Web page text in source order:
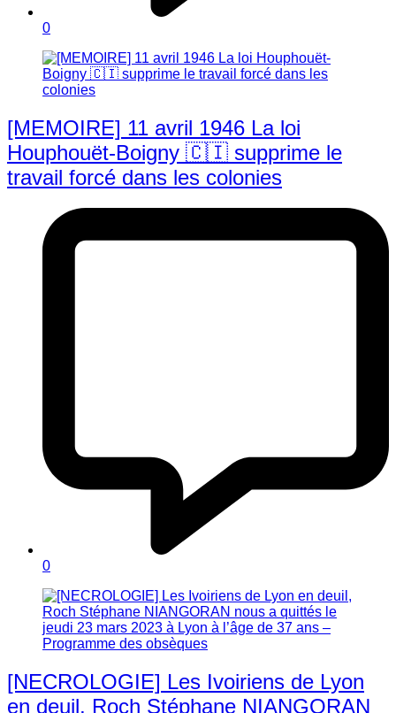
0
[MEMOIRE] 11 avril 1946 La loi
Houphouët-Boigny 🇨🇮 supprime le
travail forcé dans les colonies
0
[NECROLOGIE] Les Ivoiriens de Lyon
en deuil, Roch Stéphane NIANGORAN